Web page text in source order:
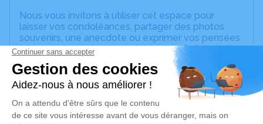
Nous vous invitons à utiliser cet espace pour
laisser vos condoléances, partager des photos
souvenirs, une anecdote ou exprimer vos pensées
à travers des poèmes ou des textes. Cet endroit
est un lieu d'expression dédié à honorer la
mémoire d’Yvonne LENIG.
Un service de plantation d’arbre hommage est
disponible ici.